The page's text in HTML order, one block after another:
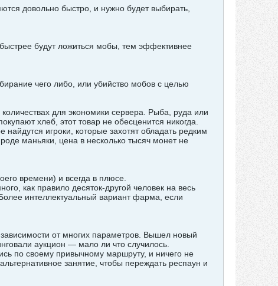
довольно быстро, и нужно будет выбирать,
будут ложиться мобы, тем эффективнее
чего либо, или убийство мобов с целью
для экономики сервера. Рыба, руда или
хлеб, этот товар не обесценится никогда.
игроки, которые захотят обладать редким
маньяки, цена в несколько тысяч монет не
времени) и всегда в плюсе.
как правило десяток-другой человек на весь
интеллектуальный вариант фарма, если
от многих параметров. Вышел новый
аукцион — мало ли что случилось.
по своему привычному маршруту, и ничего не
занятие, чтобы переждать респаун и